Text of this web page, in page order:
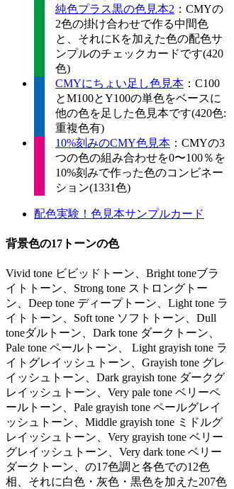
純色プラス黒の色見本2 ：CMYの
2色の掛け合わせで作る中間色
と、それにKを加えた色の配色サ
ンプルのチェックカードです(420
色)
CMYにちょい足し色見本 ：C100
とM100とY100の単色をベースに
他の色を足した色見本です(420色:
重複色有)
10%刻みのCMY色見本 ：CMYの3
つの色の組み合わせを0〜100％を
10%刻みで作った色のコンビネー
ション(1331色)
配色実験！色見本サンプルカード
背景色の17トーンの色
Vivid tone ビビッドトーン、Bright toneブラ
イトトーン、Strong tone ストロングトー
ン、Deep tone ディープトーン、Light tone ラ
イトトーン、Soft tone ソフトトーン、Dull
toneダルトーン、Dark tone ダークトーン、
Pale tone ペールトーン、 Light grayish tone ラ
イトグレイッシュトーン、Grayish tone グレ
イッシュトーン、Dark grayish tone ダークグ
レイッシュトーン、Very pale tone ベリーペ
ールトーン、Pale grayish tone ペールグレイ
ッシュトーン、Middle grayish tone ミドルグ
レイッシュトーン、Very grayish tone ベリー
グレイッシュトーン、Very dark tone ベリー
ダークトーン、の17色調と各色での12色
相、それに白色・灰色・黒色を加えた207色